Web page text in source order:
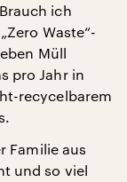
ich
Waste“-
Müll
pro Jahr in
recycelbarem
Familie aus
und so viel